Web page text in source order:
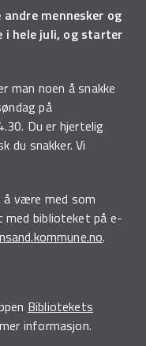
mennesker og
i hele juli, og starter
man noen å snakke
på
Du er hjertelig
du snakker. Vi
å være med som
biblioteket på e-
.
Bibliotekets
informasjon.